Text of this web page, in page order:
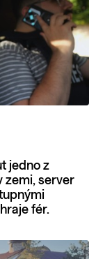
jedno z
zemi, server
fér.